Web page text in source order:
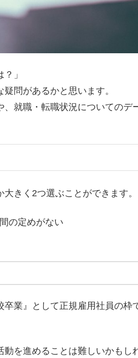
」
問があるかと思います。
就職・転職状況についてのデ
きく2つ選ぶことができます。
の定めがない
業』として正規雇用社員の枠
を進めることは難しいかもし